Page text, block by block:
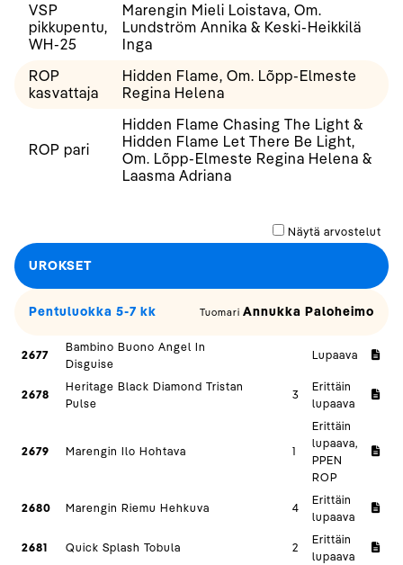
VSP
pikkupentu,
WH-25
Marengin Mieli Loistava, Om.
Lundström Annika & Keski-Heikkilä
Inga
ROP
kasvattaja
Hidden Flame, Om. Lõpp-Elmeste
Regina Helena
ROP pari
Hidden Flame Chasing The Light &
Hidden Flame Let There Be Light,
Om. Lõpp-Elmeste Regina Helena &
Laasma Adriana
Näytä arvostelut
UROKSET
Pentuluokka 5-7 kk Tuomari Annukka Paloheimo
2677
Bambino Buono Angel In
Disguise
Lupaava
2678
Heritage Black Diamond Tristan
Pulse
3
Erittäin
lupaava
2679 Marengin Ilo Hohtava 1
Erittäin
lupaava,
PPEN
ROP
2680 Marengin Riemu Hehkuva 4
Erittäin
lupaava
2681 Quick Splash Tobula 2
Erittäin
lupaava